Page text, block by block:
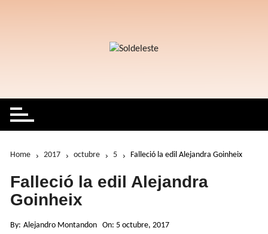
Home 2017 octubre 5 Falleció la edil Alejandra Goinheix
Falleció la edil Alejandra
Goinheix
By: Alejandro Montandon On: 5 octubre, 2017